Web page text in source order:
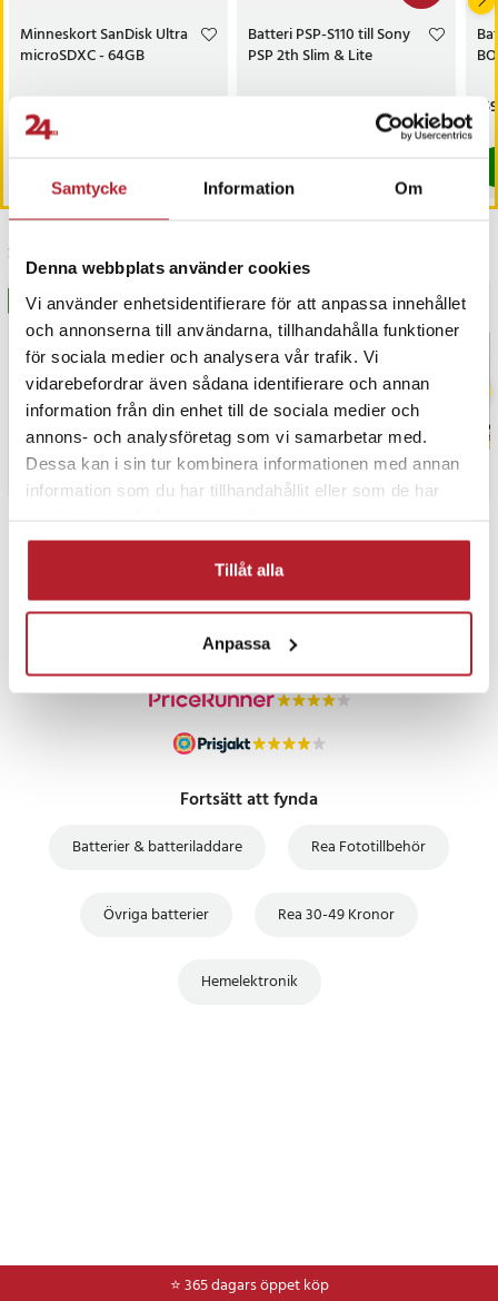
Samtycke Information Om
Denna webbplats använder cookies
Vi använder enhetsidentifierare för att anpassa innehållet
och annonserna till användarna, tillhandahålla funktioner
för sociala medier och analysera vår trafik. Vi
vidarebefordrar även sådana identifierare och annan
information från din enhet till de sociala medier och
annons- och analysföretag som vi samarbetar med.
Dessa kan i sin tur kombinera informationen med annan
information som du har tillhandahållit eller som de har
Tillåt alla
Anpassa
Panasonic Lumix DMC-FX500
Panasonic Lumix DMC-FX520
Panasonic SDR-S15
Panasonic SDR-S26
Panasonic SDR-SW20
Panasonic SDR-SW21
Panasonic SDR-SW28
Panasonic SV-ME70
Panasonic SV-ME75
Artikelnummer :115315
Minneskort SanDisk Ultra
microSDXC - 64GB
Pris
199 kr
Kommer i lager 2026-08-14
Batteri PSP-S110 till Sony
PSP 2th Slim & Lite
259 kr
I lager, levereras inom 1-2 vardagar
Senast besökta
BÄSTSÄLJARE BÄSTSÄLJARE
PRISGARANTI
UTFÖRSÄLJNING
Fortsätt att fynda
Batterier & batteriladdare Rea Fototillbehör
Övriga batterier Rea 30-49 Kronor
Hemelektronik
⭐ 365 dagars öppet köp
⭐Frakt 49kr *